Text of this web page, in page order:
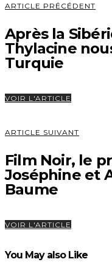
ARTICLE PRÉCÉDENT
Après la
Thylacine
Turquie
VOIR L'ARTICLE
ARTICLE SUIVANT
Film Noir, le
Joséphine et
Baume
VOIR L'ARTICLE
You May also Like